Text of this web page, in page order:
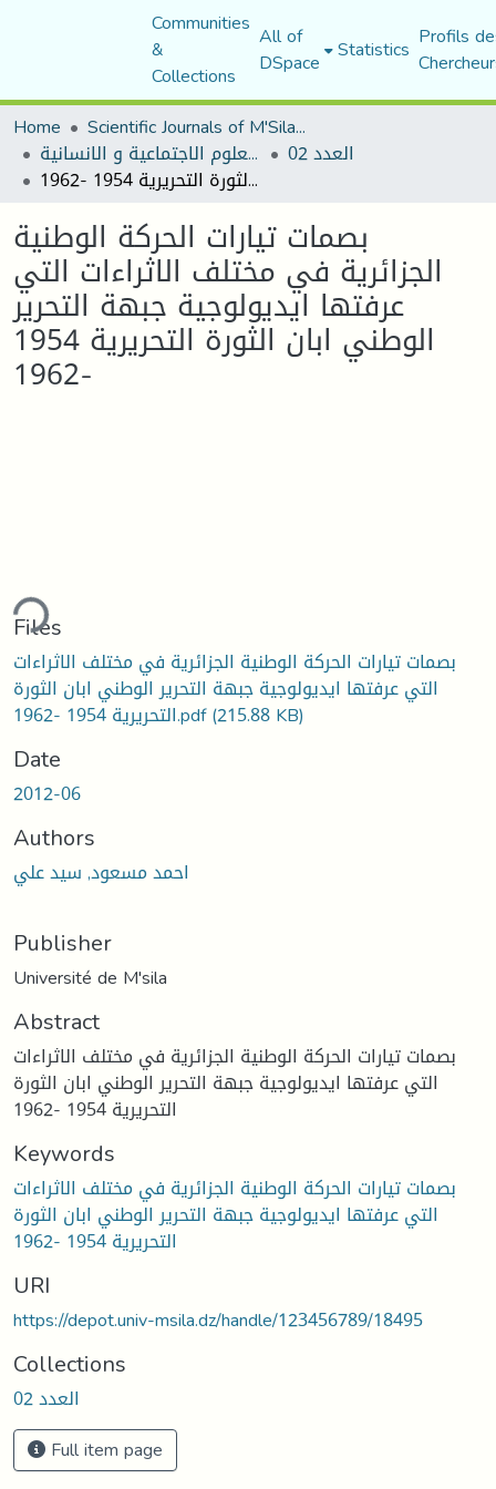
Communities
&
Collections
All of
DSpace Statistics Profils
Home
Scientific Journals of M'Sila University
مجلة العلوم الاجتماعية و الانسانية العدد 02
بصمات تيارات الحركة الوطنية الجزائرية في مختلف الاثراءات التي عرفتها ايديولوجية جبهة التحرير الوطني ابان الثورة التحريرية 1954 -1962
بصمات تيارات الحركة الوطنية
الجزائرية في مختلف الاثراءات التي
عرفتها ايديولوجية جبهة التحرير
الوطني ابان الثورة التحريرية 1954
-1962
Files
بصمات تيارات الحركة الوطنية الجزائرية في مختلف الاثراءات
التي عرفتها ايديولوجية جبهة التحرير الوطني ابان الثورة
التحريرية 1954 -1962.pdf(215.88 KB)
Date
2012-06
Authors
احمد مسعود, سيد علي
Publisher
Université de M'sila
Abstract
بصمات تيارات الحركة الوطنية الجزائرية في مختلف الاثراءات
التي عرفتها ايديولوجية جبهة التحرير الوطني ابان الثورة
التحريرية 1954 -1962
Keywords
بصمات تيارات الحركة الوطنية الجزائرية في مختلف الاثراءات
التي عرفتها ايديولوجية جبهة التحرير الوطني ابان الثورة
التحريرية 1954 -1962
URI
https://depot.univ-msila.dz/handle/123456789/18495
Collections
العدد 02
Full item page